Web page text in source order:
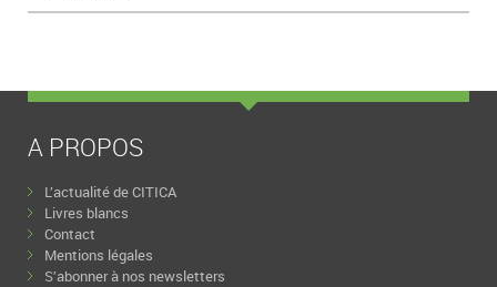
A PROPOS
L’actualité de CITICA
Livres blancs
Contact
Mentions légales
S’abonner à nos newsletters